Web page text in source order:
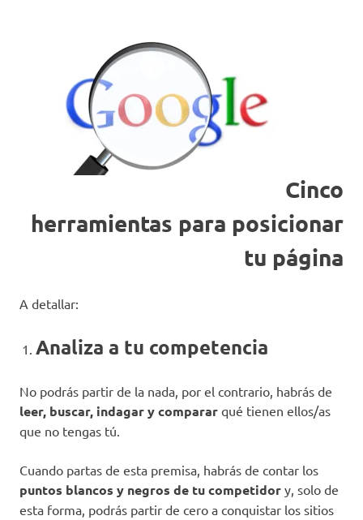
Cinco
herramientas para posicionar
tu página
A detallar:
Analiza a tu competencia
No podrás partir de la nada, por el contrario, habrás de
leer, buscar, indagar y comparar qué tienen ellos/as
que no tengas tú.
Cuando partas de esta premisa, habrás de contar los
puntos blancos y negros de tu competidor y, solo de
esta forma, podrás partir de cero a conquistar los sitios